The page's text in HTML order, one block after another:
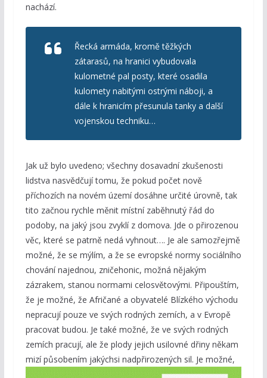
nachází.
Řecká armáda, kromě těžkých
zátarasů, na hranici vybudovala
kulometné pal posty, které osadila
kulomety nabitými ostrými náboji, a
dále k hranicím přesunula tanky a další
vojenskou techniku…
Jak už bylo uvedeno; všechny dosavadní zkušenosti
lidstva nasvědčují tomu, že pokud počet nově
příchozích na novém území dosáhne určité úrovně, tak
tito začnou rychle měnit místní zaběhnutý řád do
podoby, na jaký jsou zvyklí z domova. Jde o přirozenou
věc, které se patrně nedá vyhnout…. Je ale samozřejmě
možné, že se mýlím, a že se evropské normy sociálního
chování najednou, zničehonic, možná nějakým
zázrakem, stanou normami celosvětovými. Připouštím,
že je možné, že Afričané a obyvatelé Blízkého východu
nepracují pouze ve svých rodných zemích, a v Evropě
pracovat budou. Je také možné, že ve svých rodných
zemích pracují, ale že plody jejich usilovné dřiny někam
mizí působením jakýchsi nadpřirozených sil. Je možné,